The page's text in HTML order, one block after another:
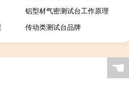
铝型材气密测试台工作原理
传动类测试台品牌
☚